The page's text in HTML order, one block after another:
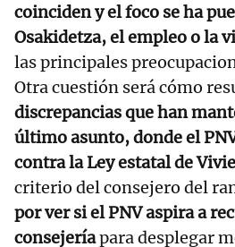
coinciden y el foco se ha
Osakidetza, el empleo o la
las principales
Otra cuestión será cómo
discrepancias que han
último asunto, donde el
contra la Ley estatal de
criterio del consejero del
por ver si el PNV aspira a
consejeríapara desplegar